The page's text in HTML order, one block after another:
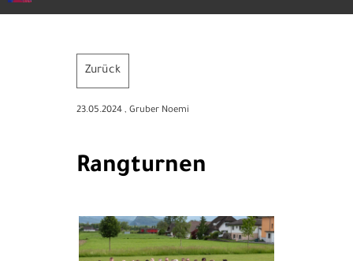
Zurück
23.05.2024 , Gruber Noemi
Rangturnen